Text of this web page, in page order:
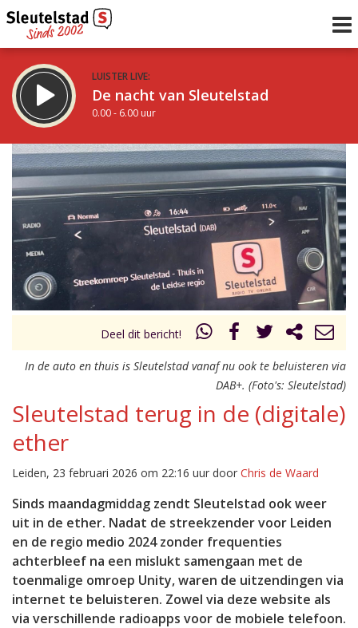
LUISTER LIVE:
De nacht van Sleutelstad
0.00 - 6.00 uur
STRAKS:
De ochtend van Sleutelstad
6.00 - 12.00 uur
Vorig uur
uur 1 van 0 Volgend uur
Deel dit bericht!
In de auto en thuis is Sleutelstad vanaf nu ook te beluisteren via
DAB+. (Foto's: Sleutelstad)
Sleutelstad terug in de (digitale)
ether
Leiden, 23 februari 2026 om 22:16 uur door Chris de Waard
Sinds maandagmiddag zendt Sleutelstad ook weer
uit in de ether. Nadat de streekzender voor Leiden
en de regio medio 2024 zonder frequenties
achterbleef na een mislukt samengaan met de
toenmalige omroep Unity, waren de uitzendingen via
internet te beluisteren. Zowel via deze website als
via verschillende radioapps voor de mobiele telefoon.